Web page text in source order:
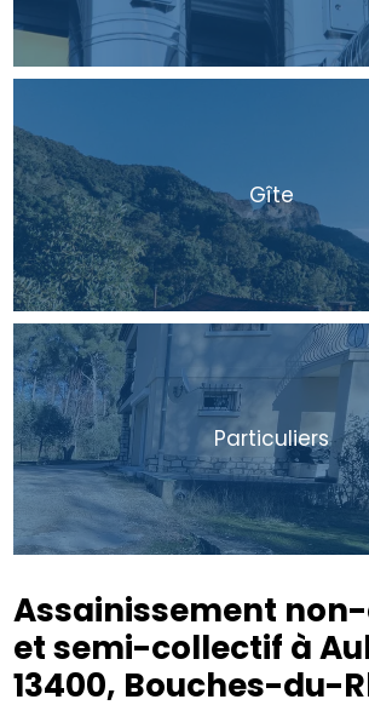
Gîte
Particuliers
Assainissement
et semi-collectif à
13400, Bouches-du-